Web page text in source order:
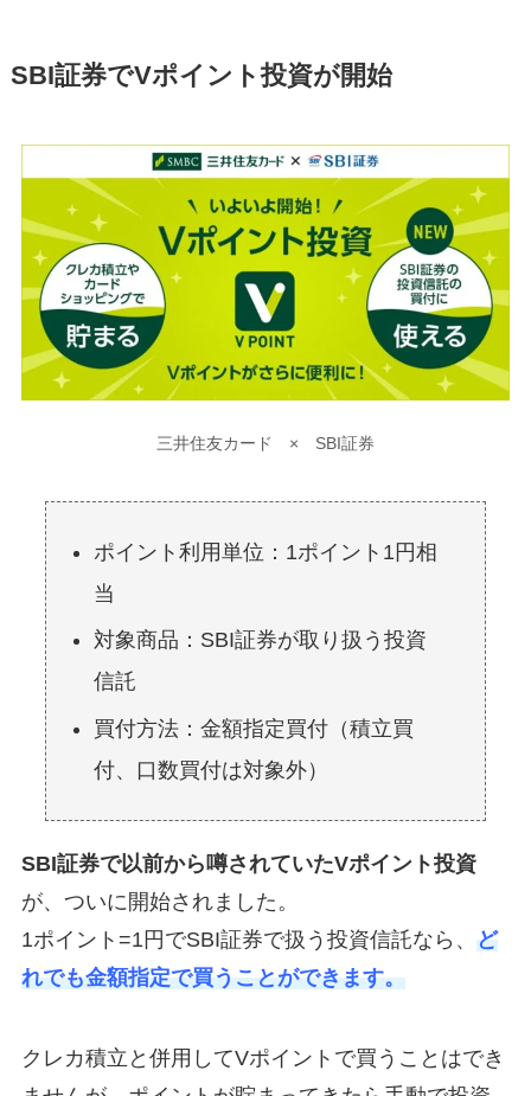
SBI証券でVポイント投資が開始
三井住友カード × SBI証券
ポイント利用単位：1ポイント1円相
当
対象商品：SBI証券が取り扱う投資
信託
買付方法：金額指定買付（積立買
付、口数買付は対象外）
SBI証券で以前から噂されていたVポイント投資
が、ついに開始されました。
1ポイント=1円でSBI証券で扱う投資信託なら、 ど
れでも金額指定で買うことができます。
クレカ積立と併用してVポイントで買うことはでき